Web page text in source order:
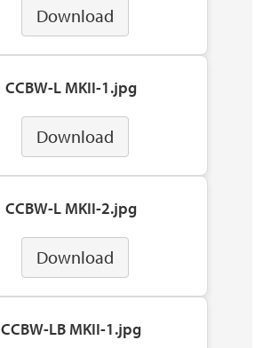
Download
CCBW-L MKII-1.jpg
Download
CCBW-L MKII-2.jpg
Download
CCBW-LB MKII-1.jpg